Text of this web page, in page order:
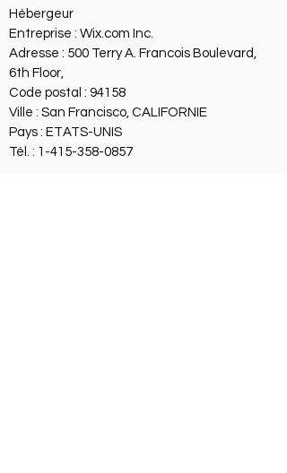
Hébergeur
Entreprise : Wix.com Inc.
Adresse : 500 Terry A. Francois Boulevard,
6th Floor,
Code postal : 94158
Ville : San Francisco, CALIFORNIE
Pays : ETATS-UNIS
Tél. : 1-415-358-0857